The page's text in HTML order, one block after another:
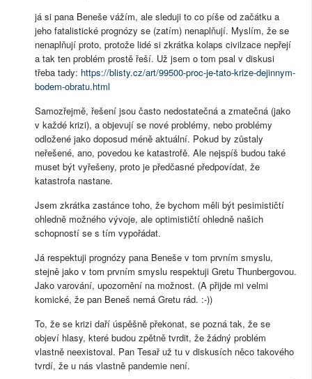
já si pana Beneše vážím, ale sleduji to co píše od začátku a
jeho fatalistické prognózy se (zatím) nenaplňují. Myslím, že se
nenaplňují proto, protože lidé si zkrátka kolaps civilzace nepřejí
a tak ten problém prostě řeší. Už jsem o tom psal v diskusi
třeba tady: https://blisty.cz/art/99500-proc-je-tato-krize-dejinnym-
bodem-obratu.html
Samozřejmě, řešení jsou často nedostatečná a zmatečná (jako
v každé krizi), a objevují se nové problémy, nebo problémy
odložené jako doposud méně aktuální. Pokud by zůstaly
neřešené, ano, povedou ke katastrofě. Ale nejspíš budou také
muset být vyřešeny, proto je předčasné předpovídat, že
katastrofa nastane.
Jsem zkrátka zastánce toho, že bychom měli být pesimističtí
ohledně možného vývoje, ale optimističtí ohledně našich
schopností se s tím vypořádat.
Já respektuji prognózy pana Beneše v tom prvním smyslu,
stejně jako v tom prvním smyslu respektuji Gretu Thunbergovou.
Jako varování, upozornění na možnost. (A přijde mi velmi
komické, že pan Beneš nemá Gretu rád. :-))
To, že se krizi daří úspěšně překonat, se pozná tak, že se
objeví hlasy, které budou zpětně tvrdit, že žádný problém
vlastně neexistoval. Pan Tesař už tu v diskusích něco takového
tvrdí, že u nás vlastně pandemie není.